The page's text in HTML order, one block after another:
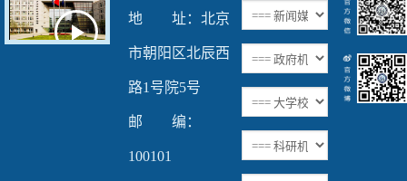
Play
Video
地 址：北京
市朝阳区北辰西
路1号院5号
邮 编：
100101